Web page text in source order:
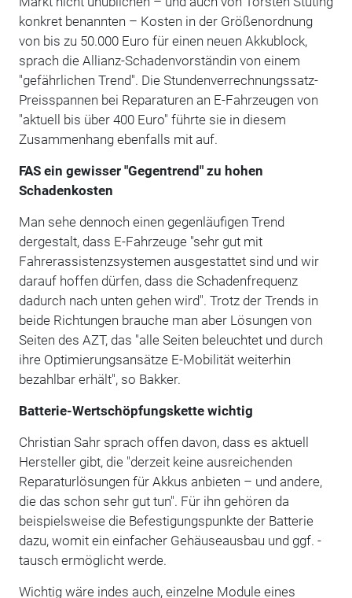
konkret benannten – Kosten in der Größenordnung
von bis zu 50.000 Euro für einen neuen Akkublock,
sprach die Allianz-Schadenvorständin von einem
"gefährlichen Trend". Die Stundenverrechnungssatz-
Preisspannen bei Reparaturen an E-Fahrzeugen von
"aktuell bis über 400 Euro" führte sie in diesem
Zusammenhang ebenfalls mit auf.
FAS ein gewisser "Gegentrend" zu hohen
Schadenkosten
Man sehe dennoch einen gegenläufigen Trend
dergestalt, dass E-Fahrzeuge "sehr gut mit
Fahrerassistenzsystemen ausgestattet sind und wir
darauf hoffen dürfen, dass die Schadenfrequenz
dadurch nach unten gehen wird". Trotz der Trends in
beide Richtungen brauche man aber Lösungen von
Seiten des AZT, das "alle Seiten beleuchtet und durch
ihre Optimierungsansätze E-Mobilität weiterhin
bezahlbar erhält", so Bakker.
Batterie-Wertschöpfungskette wichtig
Christian Sahr sprach offen davon, dass es aktuell
Hersteller gibt, die "derzeit keine ausreichenden
Reparaturlösungen für Akkus anbieten – und andere,
die das schon sehr gut tun". Für ihn gehören da
beispielsweise die Befestigungspunkte der Batterie
dazu, womit ein einfacher Gehäuseausbau und ggf. -
tausch ermöglicht werde.
Wichtig wäre indes auch, einzelne Module eines